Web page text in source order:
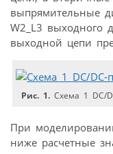
выпрямительные
W2_L3 выходного
выходной цепи
Рис. 1. Схема 1 DC/
При
ниже расчетные